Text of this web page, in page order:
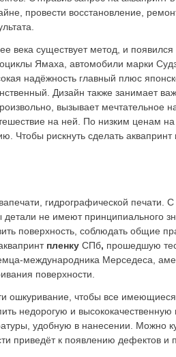
провести восстановление,
века существует метод, и
Ямаха, автомобили марки
надёжность главный плюс
Дизайн также занимает
вызывает мечтательное
на ней. По низким ценам
Чтобы рискнуть сделать
гидрографической
не имеют принципиального
поверхность, соблюдать общие
пленку СПб, прошедшую
международника Мерседеса,
поверхности.
ошкуривание, чтобы все
недорогую и
удобную в нанесении. Можно
приведёт к появлению дефектов и